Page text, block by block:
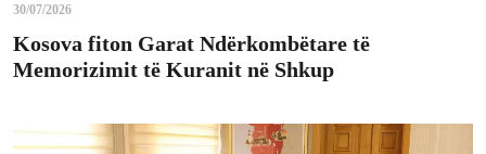
30/07/2026
Kosova fiton Garat Ndërkombëtare të
Memorizimit të Kuranit në Shkup